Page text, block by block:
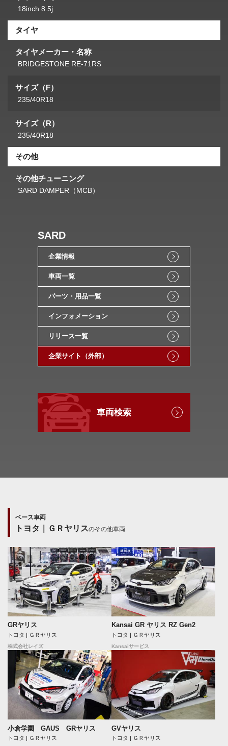
18inch 8.5j
タイヤ
タイヤメーカー・名称
BRIDGESTONE RE-71RS
サイズ（F）
235/40R18
サイズ（R）
235/40R18
その他
その他チューニング
SARD DAMPER（MCB）
SARD
企業情報
車両一覧
パーツ・用品一覧
インフォメーション
リリース一覧
企業サイト（外部）
車両検索
ベース車両
トヨタ｜ＧＲヤリスのその他車両
GRヤリス
トヨタ | ＧＲヤリス
株式会社レイズ
Kansai GR ヤリス RZ Gen2
トヨタ | ＧＲヤリス
Kansaiサービス
小倉学園 GAUS GRヤリス
トヨタ | ＧＲヤリス
GVヤリス
トヨタ | ＧＲヤリス